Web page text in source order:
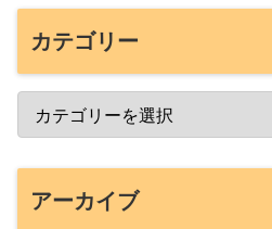
カテゴリー
アーカイブ